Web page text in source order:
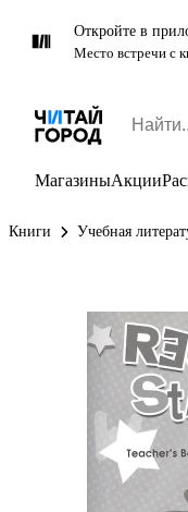
Откройте в
Место встречи с
МагазиныАкции
Книги Учебная